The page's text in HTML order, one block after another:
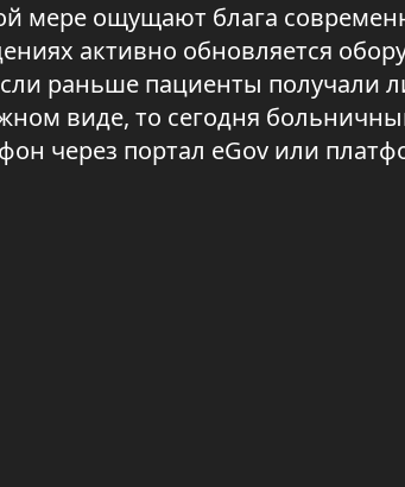
мере ощущают блага
активно обновляется
раньше пациенты получали
виде, то сегодня
через портал eGov или